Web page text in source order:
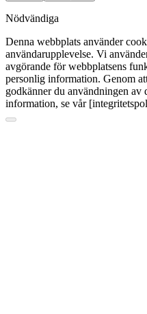
Nödvändiga
Denna webbplats använder
användarupplevelse. Vi
avgörande för webbplatsens
personlig information. Genom
godkänner du användningen av
information, se vår